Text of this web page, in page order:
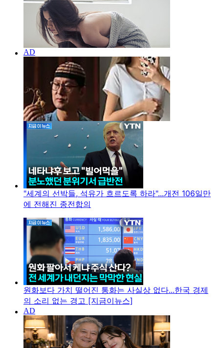
"세계의 선박들, 석유가 흐르도록 하라"...개전 106일만
에 전해진 종전합의
원화보다 가치 떨어진 통화는 사실상 없다...한국 경제
의 소리 없는 경고 [지금이뉴스]